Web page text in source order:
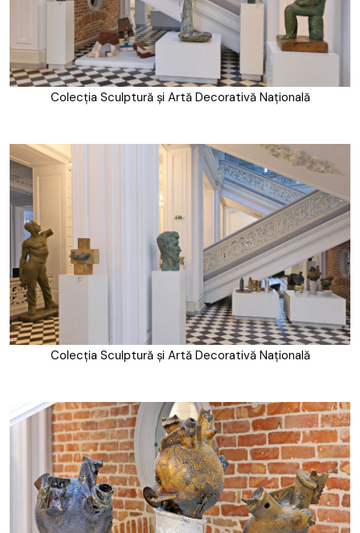
Colecția Sculptură și Artă Decorativă Națională
Colecția Sculptură și Artă Decorativă Națională